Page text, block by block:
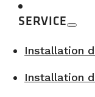
SERVICE
Installation
Installation